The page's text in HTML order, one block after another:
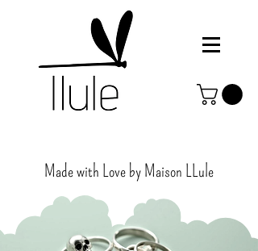
Made with Love by Maison LLule